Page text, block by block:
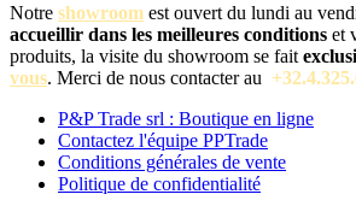
Notre showroom est ouvert du lundi au
accueillir dans les meilleures conditions et
produits, la visite du showroom se fait
vous. Merci de nous contacter au
P&P Trade srl : Boutique en ligne
Contactez l'équipe PPTrade
Conditions générales de vente
Politique de confidentialité